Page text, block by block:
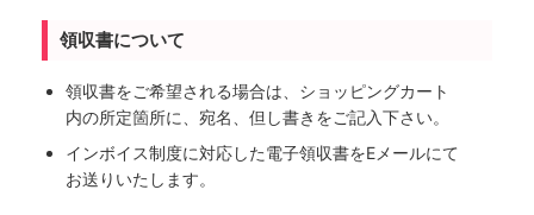
領収書について
領収書をご希望される場合は、ショッピングカート
内の所定箇所に、宛名、但し書きをご記入下さい。
インボイス制度に対応した電子領収書をEメールにて
お送りいたします。